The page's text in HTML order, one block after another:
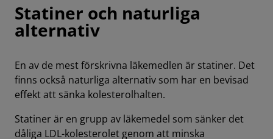
Statiner och naturliga
alternativ
En av de mest förskrivna läkemedlen är statiner. Det
finns också naturliga alternativ som har en bevisad
effekt att sänka kolesterolhalten.
Statiner är en grupp av läkemedel som sänker det
dåliga LDL-kolesterolet genom att minska